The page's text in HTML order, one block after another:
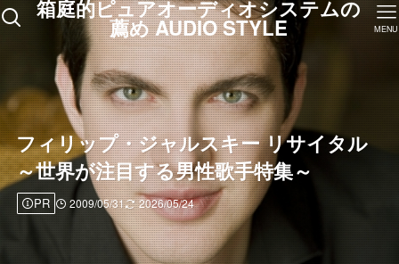
箱庭的ピュアオーディオシステムの
薦め AUDIO STYLE MENU
フィリップ・ジャルスキー リサイタル
～世界が注目する男性歌手特集～
PR 2009/05/31 2026/05/24